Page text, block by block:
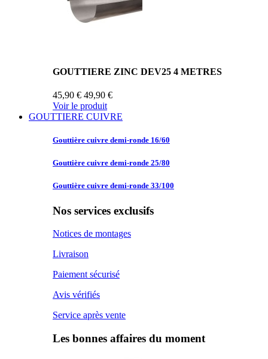
GOUTTIERE ZINC DEV25 4 METRES
45,90 € 49,90 €
Voir le produit
GOUTTIERE CUIVRE
Gouttière cuivre demi-ronde 16/60
Gouttière cuivre demi-ronde 25/80
Gouttière cuivre demi-ronde 33/100
Nos services exclusifs
Notices de montages
Livraison
Paiement sécurisé
Avis vérifiés
Service après vente
Les bonnes affaires du moment